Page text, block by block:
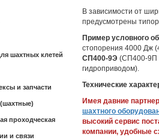
шахтных клетей
и запчасти
проходческая
и связи
В зависимости от
предусмотрены
Пример условного
стопорения 4000 Дж
СП400-9Э (СП400-9П
гидроприводом).
Технические
Имея давние
шахтного
высокий сервис
компании, удобные